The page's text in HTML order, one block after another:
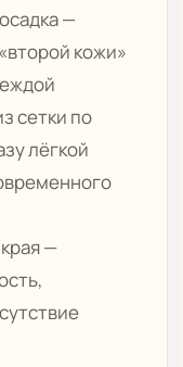
—
кожи»
сетки по
лёгкой
—